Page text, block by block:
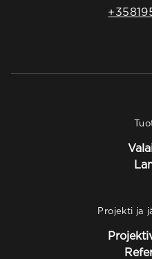
Projekti ja